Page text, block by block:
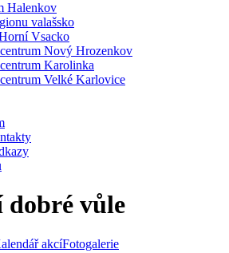
Halenkov
valašsko
Vsacko
Nový Hrozenkov
Karolinka
Velké Karlovice
vůle
akcíFotogalerie